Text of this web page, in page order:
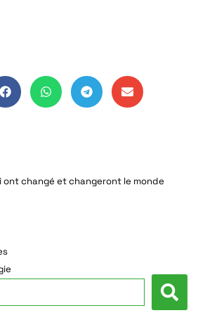
changé et changeront le monde